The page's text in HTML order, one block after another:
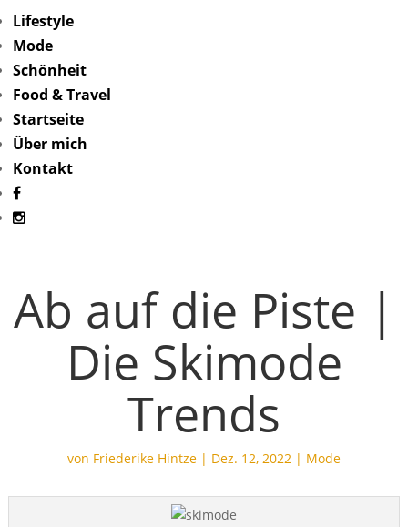
Lifestyle
Mode
Schönheit
Food & Travel
Startseite
Über mich
Kontakt
Ab auf die Piste |
Die Skimode
Trends
von Friederike Hintze | Dez. 12, 2022 | Mode